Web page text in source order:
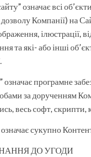
означає всі
Компанії) на
ілюстрації,
та які- або інші
означає програмне
за дорученням
весь софт,
сукупно
ДО УГОДИ